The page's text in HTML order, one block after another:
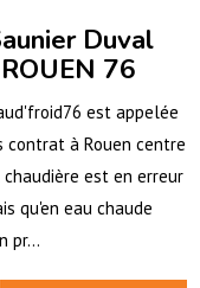
Duval
76
est appelée
contrat à Rouen centre
est en erreur
qu'en eau chaude
pr...